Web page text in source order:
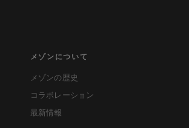
メゾンについて
メゾンの歴史
コラボレーション
最新情報